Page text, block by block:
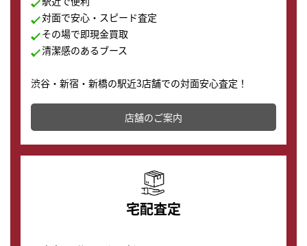
対面で安心・スピード査定
その場で即現金買取
清潔感のあるブース
渋谷・新宿・新橋の駅近3店舗での対面安心査定！
その場で現金買取致します。渋谷本店では、時計販売の
店舗を併設しており、下取りに出してお得に新しい時計
の購入もできます♪
店舗のご案内
宅配査定